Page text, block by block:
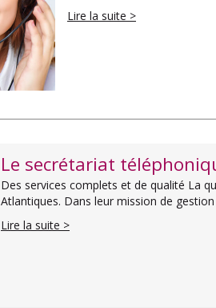
Lire la suite >
Le secrétariat
Des services complets et de qualité La
Atlantiques. Dans leur mission de
Lire la suite >